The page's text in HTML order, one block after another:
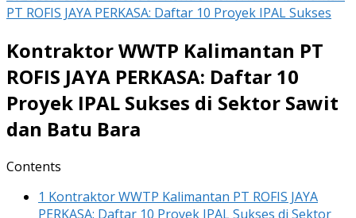
PT ROFIS JAYA PERKASA: Daftar 10 Proyek IPAL Sukses
Kontraktor WWTP Kalimantan PT
ROFIS JAYA PERKASA: Daftar 10
Proyek IPAL Sukses di Sektor Sawit
dan Batu Bara
Contents
1 Kontraktor WWTP Kalimantan PT ROFIS JAYA
PERKASA: Daftar 10 Proyek IPAL Sukses di Sektor